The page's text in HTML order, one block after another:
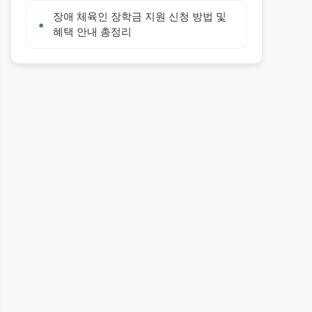
장애 체육인 장학금 지원 신청 방법 및
혜택 안내 총정리